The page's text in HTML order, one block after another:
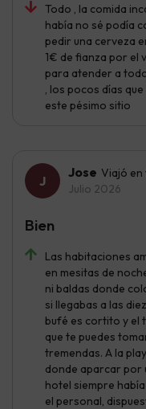
Todo , la comida
había no sé podía
pedir una cerveza
1€ de fianza por el
para atender a
, los pocos días
este pésimo sitio
Jose Viajó en
Julio 2026
Las habitaciones
en mesitas de
ni baldas donde
si llegabas a las
bufé es cortito y el
que te puedes
tremendas. A la
donde aparcar por
hotel siempre
el personal,
Bien